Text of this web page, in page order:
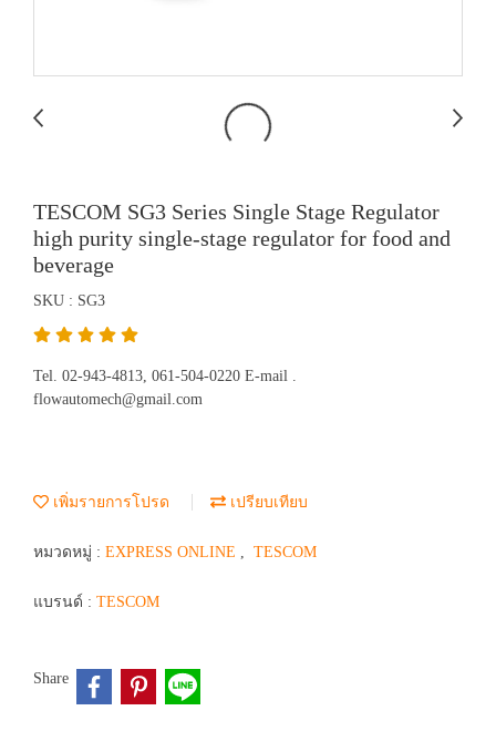
TESCOM SG3 Series Single Stage Regulator
high purity single-stage regulator for food and
beverage
SKU : SG3
Tel. 02-943-4813, 061-504-0220 E-mail .
flowautomech@gmail.com
เพิ่มรายการโปรด เปรียบเทียบ
หมวดหมู่ : EXPRESS ONLINE , TESCOM
แบรนด์ : TESCOM
Share